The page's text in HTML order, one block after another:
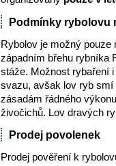
Podmínky rybolovu
Rybolov je možný
západním břehu rybníka
stáže. Možnost rybaření
svazu, avšak lov ryb smí
zásadám řádného
živočichů. Lov dravých
Prodej povolenek
Prodej pověření k